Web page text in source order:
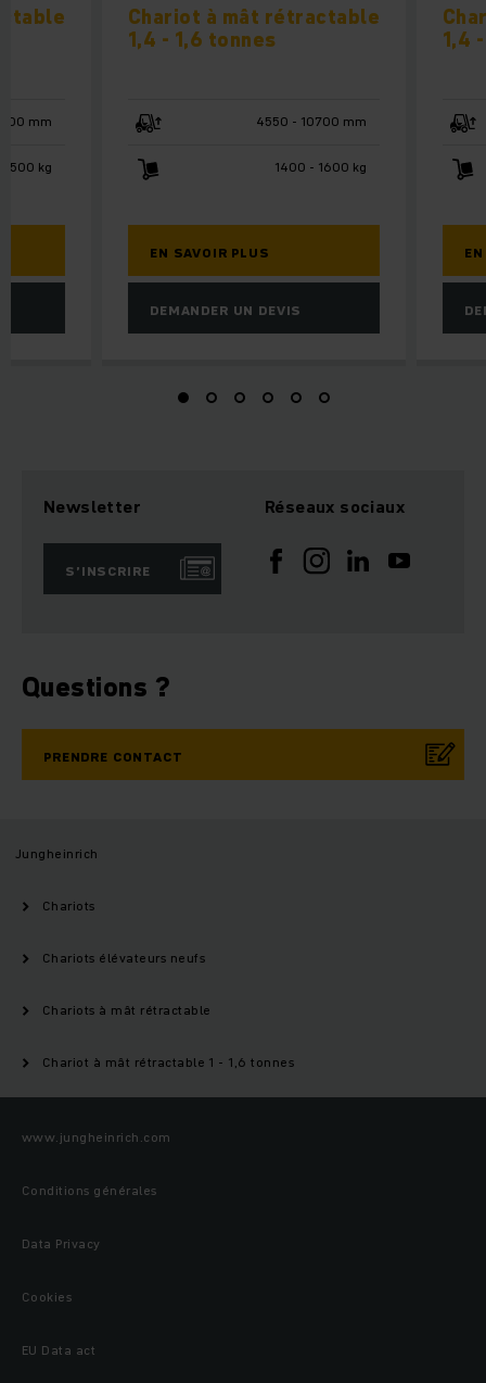
Chariot à mât rétractable
1,4 - 1,6 tonnes
4550 - 10700 mm
1400 - 1600 kg
EN SAVOIR PLUS
DEMANDER UN DEVIS
1,4
mm
kg
Newsletter
S’INSCRIRE
Réseaux sociaux
Questions ?
PRENDRE CONTACT
Jungheinrich
Chariots
Chariots élévateurs neufs
Chariots à mât rétractable
Chariot à mât rétractable 1 - 1,6 tonnes
www.jungheinrich.com
Conditions générales
Data Privacy
Cookies
EU Data act